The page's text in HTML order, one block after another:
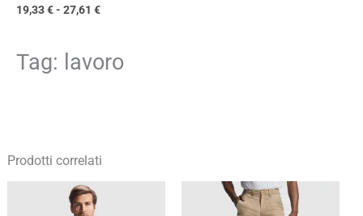
19,33€- 27,61 €
Tag: lavoro
Prodotti correlati
Fascia
di
Fascia